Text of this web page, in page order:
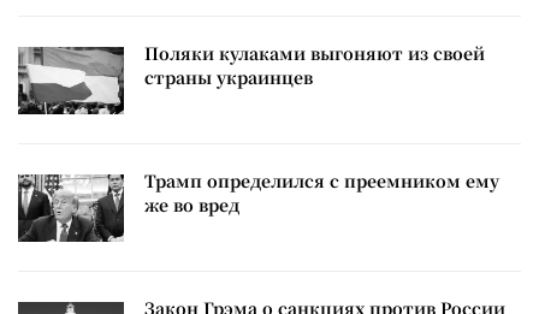
Поляки кулаками выгоняют из своей
страны украинцев
Трамп определился с преемником ему
же во вред
Закон Грэма о санкциях против России